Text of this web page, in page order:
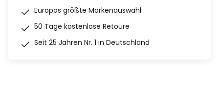
Europas größte Markenauswahl
50 Tage kostenlose Retoure
Seit 25 Jahren Nr. 1 in Deutschland